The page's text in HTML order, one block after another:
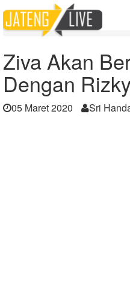
Home
Berita
Ziva Akan Berkolaborasi
Ziva Akan
Dengan
05 Maret 2020 Sri